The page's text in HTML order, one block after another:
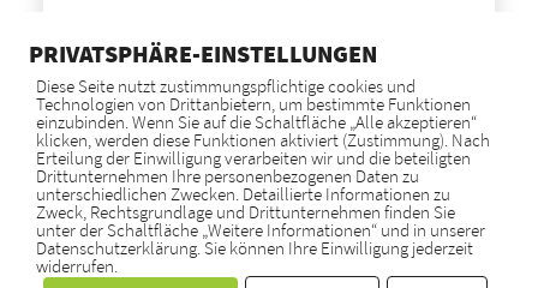
Anne Nickert
NEWS
Blog
GOOGLE BEWERTUNGEN
PRIVATSPHÄRE-EINSTELLUNGEN
Diese Seite nutzt zustimmungspflichtige cookies und
Technologien von Drittanbietern, um bestimmte Funktionen
einzubinden. Wenn Sie auf die Schaltfläche „Alle akzeptieren“
klicken, werden diese Funktionen aktiviert (Zustimmung). Nach
Erteilung der Einwilligung verarbeiten wir und die beteiligten
Drittunternehmen Ihre personenbezogenen Daten zu
unterschiedlichen Zwecken. Detaillierte Informationen zu
Zweck, Rechtsgrundlage und Drittunternehmen finden Sie
unter der Schaltfläche „Weitere Informationen“ und in unserer
Datenschutzerklärung. Sie können Ihre Einwilligung jederzeit
widerrufen.